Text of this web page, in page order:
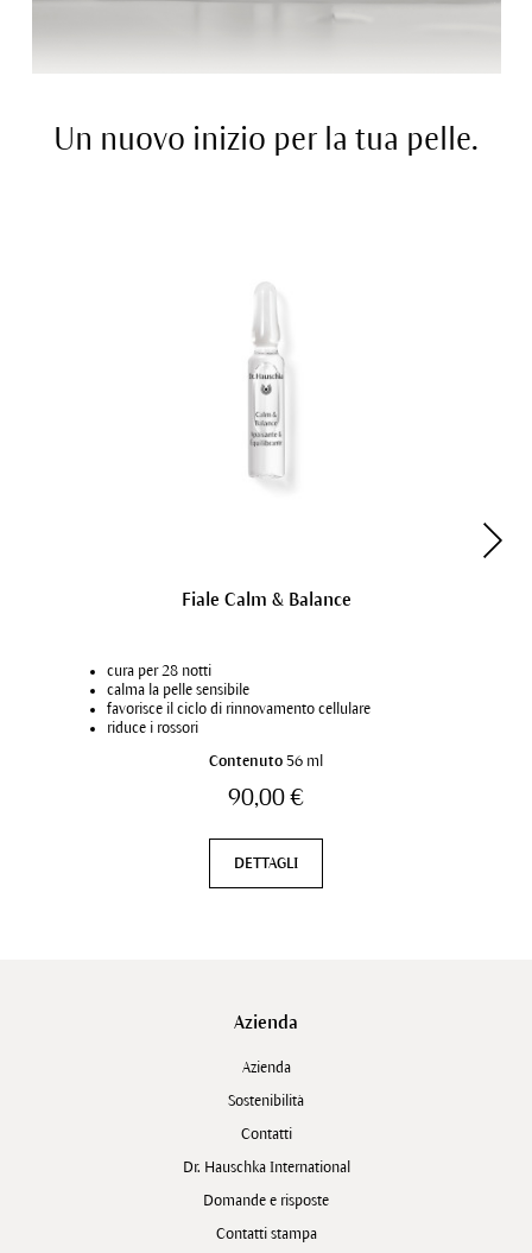
Un nuovo inizio per la tua pelle.
Fiale Calm & Balance
cura per 28 notti
calma la pelle sensibile
favorisce il ciclo di rinnovamento cellulare
riduce i rossori
Contenuto 56 ml
90,00 €
DETTAGLI
Azienda
Azienda
Sostenibilità
Contatti
Dr. Hauschka International
Domande e risposte
Contatti stampa